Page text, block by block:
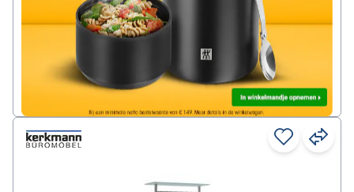
174,
excl. btw
Directe levering per pakjesdienst, ca. 4 - 7 dagen levertijd